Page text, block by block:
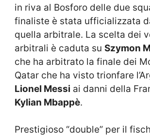
in riva al Bosforo delle due
finaliste è stata ufficializzata
quella arbitrale. La scelta dei
arbitrali è caduta su Szymon
che ha arbitrato la finale dei
Qatar che ha visto trionfare
Lionel Messi ai danni della
Kylian Mbappè.
Prestigioso “double” per il